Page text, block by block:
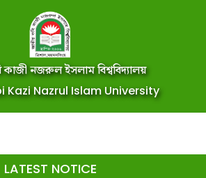
কাজী নজরুল ইসলাম বিশ্ববিদ্যালয়
Kazi Nazrul Islam University
LATEST NOTICE